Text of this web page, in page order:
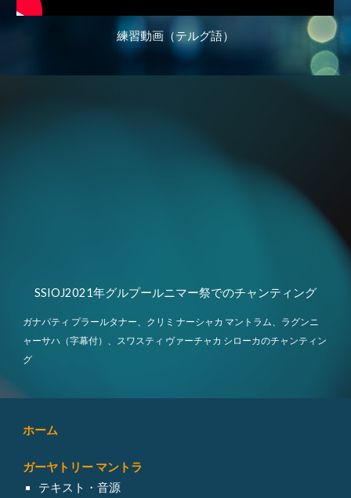
練習動画（テルグ語）
SSIOJ2021年グルプールニマー祭でのチャンティング
ガナパティ プラールタナー、クリミ ナーシャカ マントラム、ラグンニ
ャーサハ（字幕付）、スワスティ ヴァーチャカ シローカのチャンティン
グ
ホーム
ガーヤトリー マントラ
テキスト・音源